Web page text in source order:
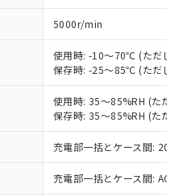
5000r/min
使用時: -10～70℃ (ただし
保存時: -25～85℃ (ただし
使用時: 35～85%RH (ただ
保存時: 35～85%RH (ただ
充電部一括とケース間:
充電部一括とケース間:
社制御機器事業取扱
況および標準価格
ていただくもので
取扱商品の中には、
外となる商品もある
さい。
準価格照会結果は、
日時点での社内デー
れるものであり、閲
指令（10物質）の
査中または確認中の
料など無形物で、有
い商品です。
非含有部品として
判明した場合などや
があります。
(Hg) 1000ppm以下、 カド
含有率が中国RoHSの
を示します。
有率が中国RoHSの
とを示します。
当社販売部門へお問
T26572)：
社製品のうち、外国
易法に定める商品
等」という）を輸出
供する場合は、日本
(または役務取引許